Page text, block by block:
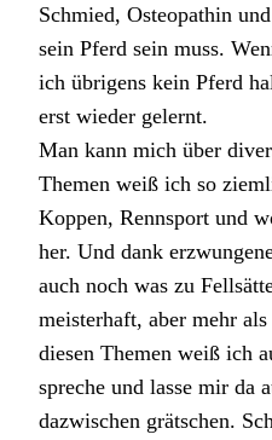
Schmied, Osteopathin
sein Pferd sein muss.
ich übrigens kein Pferd
erst wieder gelernt.
Man kann mich über
Themen weiß ich so
Koppen, Rennsport und
her. Und dank
auch noch was zu
meisterhaft, aber mehr
diesen Themen weiß ich
spreche und lasse mir da
dazwischen grätschen.